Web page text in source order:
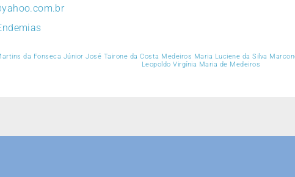
da Fonseca Júnior José Tairone da Costa Medeiros Maria Luciene da Silva
Leopoldo Virgínia Maria de Medeiros